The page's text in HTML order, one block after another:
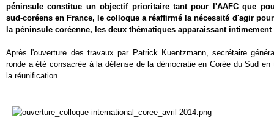
péninsule constitue un objectif prioritaire tant pour l'AAFC que
sud-coréens en France, le colloque a réaffirmé la nécessité d'agir
la péninsule coréenne, les deux thématiques apparaissant intimement
Après l'ouverture des travaux par Patrick Kuentzmann, secrétaire
ronde a été consacrée à la défense de la démocratie en Corée du Sud
la réunification.